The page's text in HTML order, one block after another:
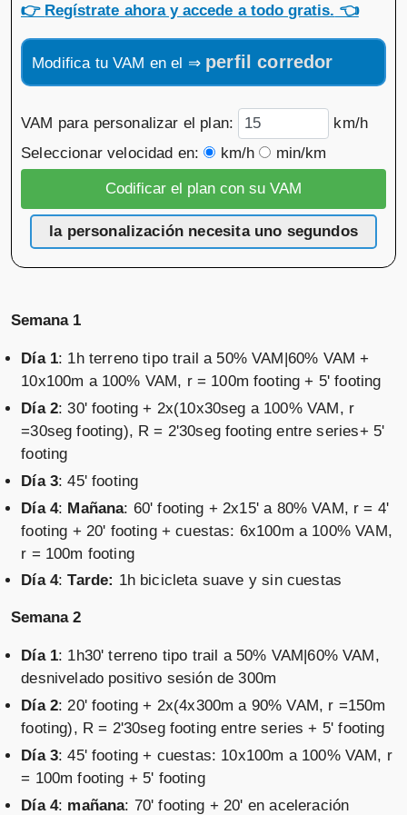
👉 Regístrate ahora y accede a todo gratis. 👈
Modifica tu VAM en el ⇒ perfil corredor
VAM para personalizar el plan:
km/h
Seleccionar velocidad en:
km/h min/km
la personalización necesita uno segundos
Semana 1
Día 1: 1h terreno tipo trail a 50% VAM|60% VAM +
10x100m a 100% VAM, r = 100m footing + 5' footing
Día 2: 30' footing + 2x(10x30seg a 100% VAM, r
=30seg footing), R = 2'30seg footing entre series+ 5'
footing
Día 3: 45' footing
Día 4: Mañana: 60' footing + 2x15' a 80% VAM, r = 4'
footing + 20' footing + cuestas: 6x100m a 100% VAM,
r = 100m footing
Día 4:Tarde: 1h bicicleta suave y sin cuestas
Semana 2
Día 1: 1h30' terreno tipo trail a 50% VAM|60% VAM,
desnivelado positivo sesión de 300m
Día 2: 20' footing + 2x(4x300m a 90% VAM, r =150m
footing), R = 2'30seg footing entre series + 5' footing
Día 3: 45' footing + cuestas: 10x100m a 100% VAM, r
= 100m footing + 5' footing
Día 4: mañana: 70' footing + 20' en aceleración